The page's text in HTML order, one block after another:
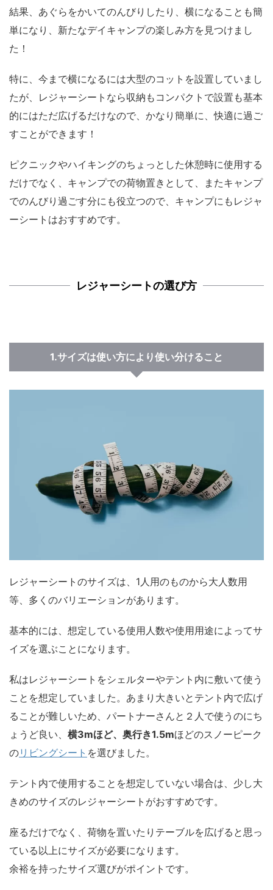
結果、 あぐらをかいてのんびりしたり、横になることも簡
単になり、新たなデイキャンプの楽しみ方を見つけまし
た！
特に、今まで横になるには大型のコットを設置していまし
たが、 レジャーシートなら収納もコンパクトで設置も基本
的にはただ広げるだけなので、かなり簡単に、快適に過ご
すことができます！
ピクニックやハイキングのちょっとした休憩時に使用する
だけでなく、キャンプでの荷物置きとして、またキャンプ
でのんびり過ごす分にも役立つので、キャンプにもレジャ
ーシートはおすすめです。
レジャーシートの選び方
1.サイズは使い方により使い分けること
レジャーシートのサイズは、1人用のものから大人数用
等、多くのバリエーションがあります。
基本的には、 想定している使用人数や使用用途によってサ
イズを選ぶことになります。
私はレジャーシートをシェルターやテント内に敷いて使う
ことを想定していました。あまり大きいとテント内で広げ
ることが難しいため、パートナーさんと２人で使うのにち
ょうど良い、 横3mほど、奥行き1.5mほどのスノーピーク
のリビングシート を選びました。
テント内で使用することを想定していない場合は、 少し大
きめのサイズのレジャーシートがおすすめです。
座るだけでなく、荷物を置いたりテーブルを広げると思っ
ている以上にサイズが必要になります。
余裕を持ったサイズ選びがポイントです。